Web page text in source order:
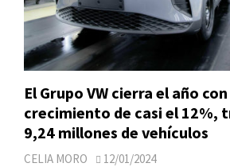
El Grupo VW cierra el año
crecimiento de casi el 12%,
9,24 millones de vehículos
CELIA MORO 12/01/2024